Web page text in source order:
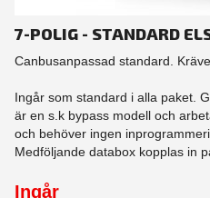
7-POLIG - STANDARD
Canbusanpassad standard.
Ingår som standard i alla paket.
är en s.k bypass modell och
och behöver ingen
Medföljande databox kopplas in
Ingår